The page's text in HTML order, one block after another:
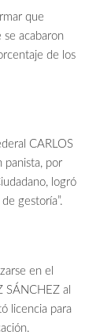
que
acabaron
de los
CARLOS
panista, por
logró
gestoría”.
en el
al
licencia para